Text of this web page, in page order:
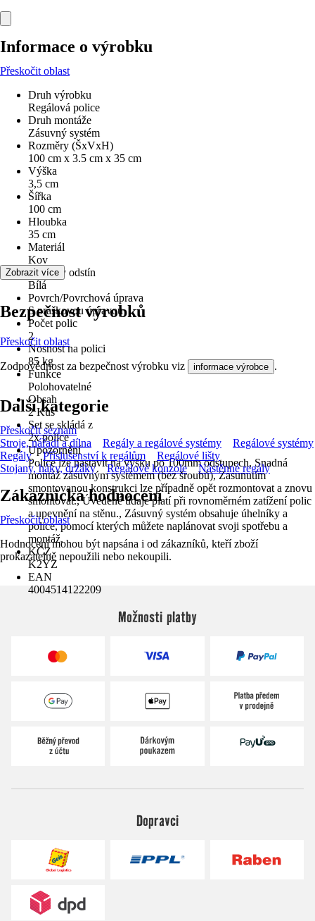
Informace o výrobku
Přeskočit oblast
Druh výrobku
Regálová police
Druh montáže
Zásuvný systém
Rozměry (ŠxVxH)
100 cm x 3.5 cm x 35 cm
Výška
3,5 cm
Šířka
100 cm
Hloubka
35 cm
Materiál
Kov
Barevný odstín
Bílá
Povrch/Povrchová úprava
S práškovou úpravou
Počet polic
2
Nosnost na polici
85 kg
Funkce
Polohovatelné
Obsah
2 Kus
Set se skládá z
2x police
Upozornění
Police lze nastavit na výšku po 100mm odstupech, Snadná
montáž zásuvným systémem (bez šroubů), Zasunutím
smontovanou konstrukci lze případně opět rozmontovat a znovu
smontovat., Úvedené údaje platí při rovnoměrném zatížení polic
a upevnění na stěnu., Zásuvný systém obsahuje úhelníky a
police, pomocí kterých můžete naplánovat svoji spotřebu a
montáž.
KČZ
K2YZ
EAN
4004514122209
Zobrazit více
Bezpečnost výrobků
Přeskočit oblast
Zodpovědnost za bezpečnost výrobku viz informace výrobce .
Další kategorie
Přeskočit seznam
Stroje, nářadí a dílna
Regály a regálové systémy
Regálové systémy
Regály
Příslušenství k regálům
Regálové lišty
Stojany, háky, držáky
Regálové konzole Nástěnné regály
Zákaznická hodnocení
Přeskočit oblast
Hodnocení mohou být napsána i od zákazníků, kteří zboží
prokazatelně nepoužili nebo nekoupili.
Možnosti platby
Dopravci